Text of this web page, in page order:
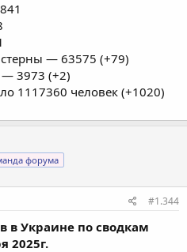
— 63575 (+79)
— 3973 (+2)
1117360 человек (+1020)
форума
#1.344
в Украине по сводкам
2025г.